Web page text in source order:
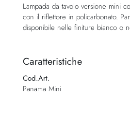
galleria
di
immagini
di
immagini
Lampada da tavolo versione mini
con il riflettore in policarbonato.
disponibile nelle finiture bianco o
Caratteristiche
Cod.Art.
Panama Mini